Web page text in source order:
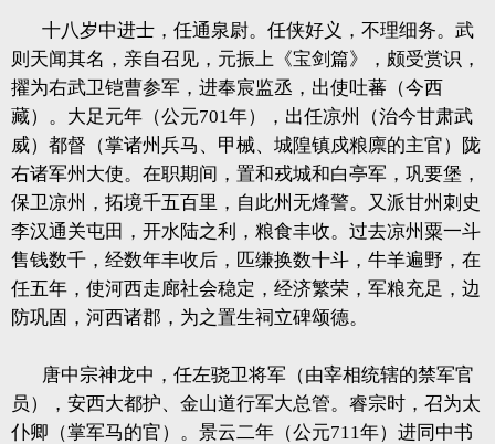
十八岁中进士，任通泉尉。任侠好义，不理细务。武
则天闻其名，亲自召见，元振上《宝剑篇》，颇受赏识，
擢为右武卫铠曹参军，进奉宸监丞，出使吐蕃（今西
藏）。大足元年（公元701年），出任凉州（治今甘肃武
威）都督（掌诸州兵马、甲械、城隍镇戍粮廪的主官）陇
右诸军州大使。在职期间，置和戎城和白亭军，巩要堡，
保卫凉州，拓境千五百里，自此州无烽警。又派甘州刺史
李汉通关屯田，开水陆之利，粮食丰收。过去凉州粟一斗
售钱数千，经数年丰收后，匹缣换数十斗，牛羊遍野，在
任五年，使河西走廊社会稳定，经济繁荣，军粮充足，边
防巩固，河西诸郡，为之置生祠立碑颂德。
唐中宗神龙中，任左骁卫将军（由宰相统辖的禁军官
员），安西大都护、金山道行军大总管。睿宗时，召为太
仆卿（掌军马的官）。景云二年（公元711年）进同中书